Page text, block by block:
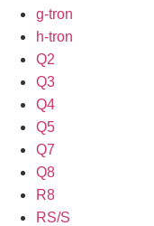
g-tron
h-tron
Q2
Q3
Q4
Q5
Q7
Q8
R8
RS/S